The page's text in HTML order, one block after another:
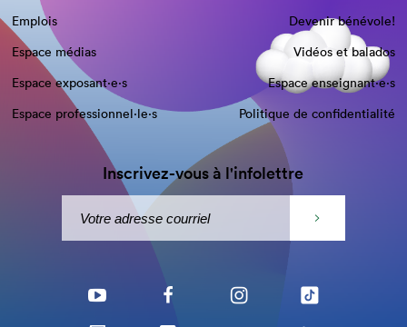
Emplois
Devenir bénévole!
Espace médias
Vidéos et balados
Espace exposant·e⋅s
Espace enseignant·e⋅s
Espace professionnel·le⋅s
Politique de confidentialité
Inscrivez-vous à l'infolettre